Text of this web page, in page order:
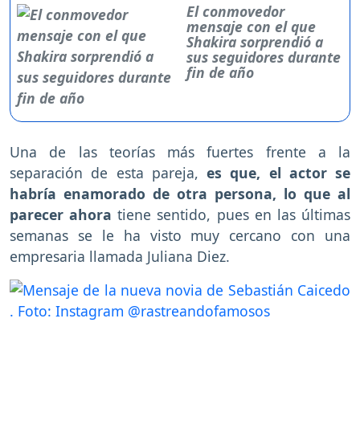
El conmovedor
mensaje con el que
Shakira sorprendió a
sus seguidores durante
fin de año
Una de las teorías más fuertes frente a la
separación de esta pareja, es que, el actor se
habría enamorado de otra persona, lo que al
parecer ahora tiene sentido, pues en las últimas
semanas se le ha visto muy cercano con una
empresaria llamada Juliana Diez.